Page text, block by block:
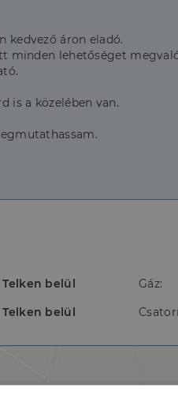
kedvező áron eladó.
minden lehetőséget
is a közelében van.
Telken belül Gáz:
Telken belül